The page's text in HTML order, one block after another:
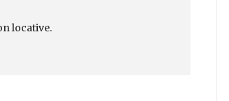
locative.